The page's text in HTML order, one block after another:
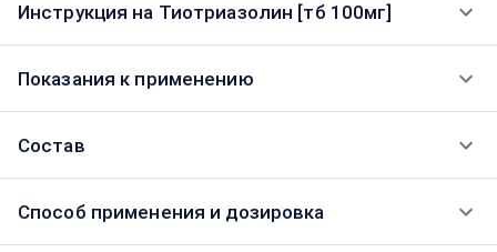
Инструкция на Тиотриазолин [тб 100мг]
Показания к применению
Состав
Способ применения и дозировка